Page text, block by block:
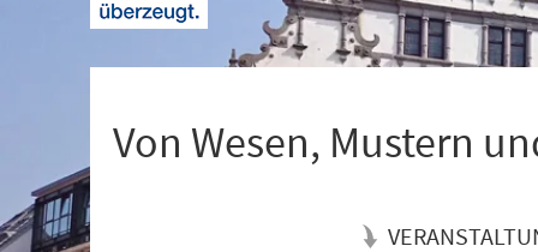
Von Wesen, Mustern